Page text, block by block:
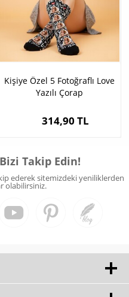
Kişiye Özel 5 Fotoğraflı Love
Yazılı Çorap
314,90 TL
Takip Edin!
ederek sitemizdeki yeniliklerden
olabilirsiniz.